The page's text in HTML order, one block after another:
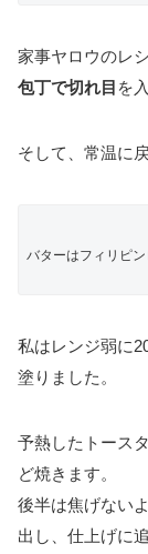
家事ヤロウのレ
包丁で切れ目 を
そして、常温に
バターはフィリピ
私はレンジ弱に
塗りました。
予熱したトース
ど焼きます。
後半は焦げない
出し、仕上げに